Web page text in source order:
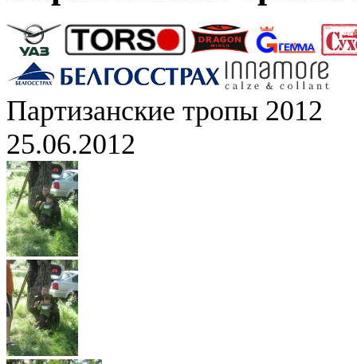
Партизанские тропы 2012
25.06.2012